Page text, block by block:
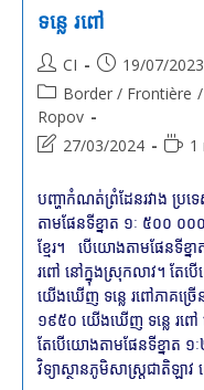
ទន្លេ រពៅ
Post
author:
CI
Post
published:
19/07/2023
Post
category:
Border / Frontière /
Ropov
Post
modified:
27/03/2024 1
បញ្ហាកំណត់ព្រំដែនរវាង ប្រទ
តាមផែនទីខ្នាត ១ៈ ៥០០ ០
ខ្មែរ។ បើយោងតាមផែនទីខ្
រពៅ នៅក្នុងស្រុកលាវ។ តែ
យើងឃើញ ទន្លេ រពៅភាគច្រ
១៩៥០ យើងឃើញ ទន្លេ រពៅ
តែបើយោងតាមផែនទីខ្នាត
វិទ្យាស្ថានភូមិសាស្ត្រជាតិឡា